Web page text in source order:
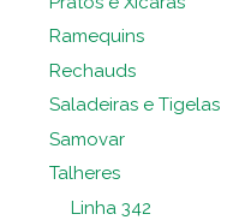
Ramequins
Rechauds
Saladeiras e Tigelas
Samovar
Talheres
Linha 342